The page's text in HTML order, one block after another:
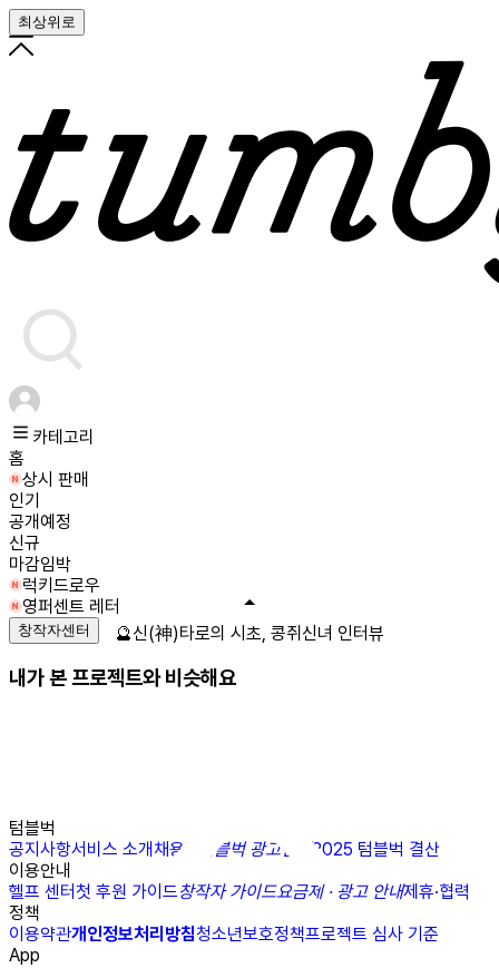
최상위로
카테고리
홈
상시 판매
인기
공개예정
신규
마감임박
럭키드로우
영퍼센트 레터
창작자센터
내가 본 프로젝트와 비슷해요
텀블벅
공지사항서비스 소개채용N 텀블벅 광고센터
2025 텀블벅 결산
이용안내
헬프 센터첫 후원 가이드창작자 가이드요금제 · 광고 안내제휴·협력
정책
이용약관개인정보처리방침청소년보호정책프로젝트 심사 기준
App
🔮신(神)타로의 시초, 콩쥐신녀 인터뷰